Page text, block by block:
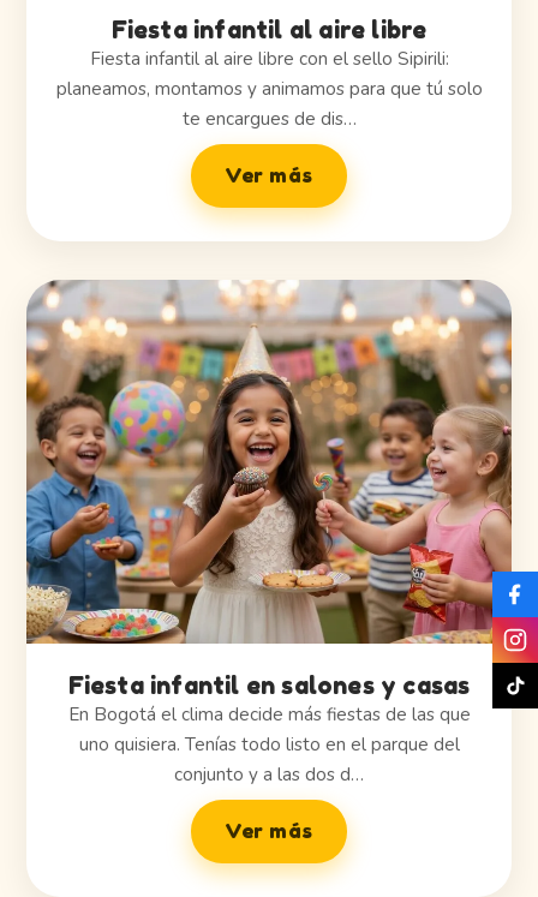
Fiesta infantil al aire libre
Fiesta infantil al aire libre con el sello Sipirili:
planeamos, montamos y animamos para que tú solo
te encargues de dis…
Ver más
Fiesta infantil en salones y casas
En Bogotá el clima decide más fiestas de las que
uno quisiera. Tenías todo listo en el parque del
conjunto y a las dos d…
Ver más